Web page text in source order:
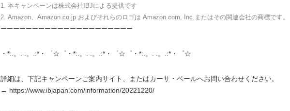
1. 本キャンペーンは株式会社IBJによる提供です
2. Amazon、Amazon.co.jp およびそれらのロゴは Amazon.com, Inc.またはその関連会社の商標です。
ーーーーーーーーーーーーーーーーーーーーー
・*:.。. .。.:*・゜☆゜・*:.。. .。.:*・゜☆゜・*:.。. .。.:*・゜☆
詳細は、下記キャンペーンご案内サイト、またはカーサ・ベールへお問い合わせください。
→ https://www.ibjapan.com/information/20221220/